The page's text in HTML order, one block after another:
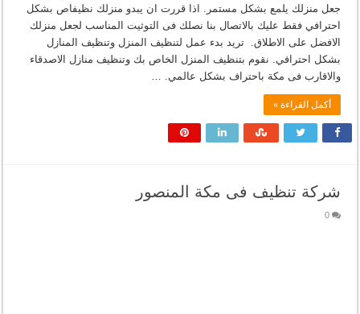
جعل منزلك يلمع بشكل مستمر. اذا قررت ان يبدو منزلك نظيفاص بشكل
احترافي فقط عليك بالاتصال بنا نصلك فى التوثيت المناسب لجعل منزلك
الافضل على الاطلاق. تريد بدء عمل لتنظيف المنزل وتنظيف المنازل
بشكل احترافي. نقوم بتنظيف المنزل الخاص بك وتنظيف منازل الاصدقاء
والاقارب فى مكة باحتراف بشكل عالمي. …
أكمل القراءة »
شركة تنظيف فى مكة المنصور
0